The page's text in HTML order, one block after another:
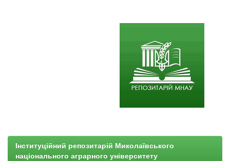
Інституційний репозитарій Миколаївського
національного аграрного університету